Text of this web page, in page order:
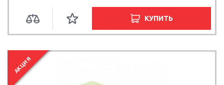
КУПИТЬ
АКЦИЯ